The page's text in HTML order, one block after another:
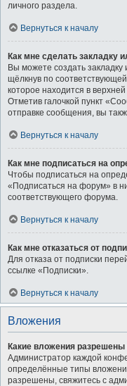
личного раздела.
Вернуться к началу
Как мне сделать закладку
Вы можете создать
щёлкнув по
которое находится в
Отметив галочкой пункт
отправке сообщения, вы
Вернуться к началу
Как мне подписаться на
Чтобы подписаться на
«Подписаться на форум» в
соответствующего форума.
Вернуться к началу
Как мне отказаться от
Для отказа от подписки
ссылке «Подписки».
Вернуться к началу
Вложения
Какие вложения
Администратор каждой
определённые типы
разрешены, свяжитесь с